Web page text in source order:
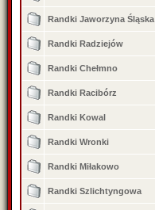
Randki Jaworzyna Śląska
Randki Radziejów
Randki Chełmno
Randki Racibórz
Randki Kowal
Randki Wronki
Randki Miłakowo
Randki Szlichtyngowa